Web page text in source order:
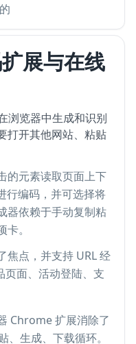
展与在线
浏览器中生成和识别
打开其他网站、粘贴
的元素读取页面上下
行编码，并可选择将
器依赖于手动复制粘
。
焦点，并支持 URL 经
页面、活动登陆、支
Chrome 扩展消除了
、生成、下载循环。